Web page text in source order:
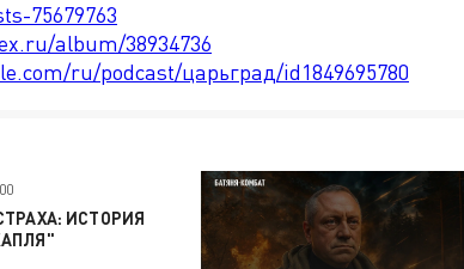
75679763
album/38934736
ru/podcast/царьград/id1849695780
ИСТОРИЯ